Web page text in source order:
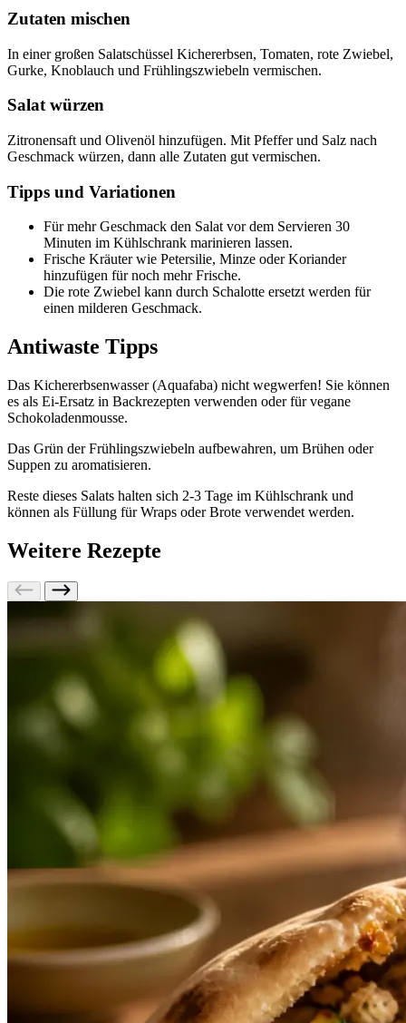
Zutaten mischen
In einer großen Salatschüssel Kichererbsen, Tomaten, rote Zwiebel,
Gurke, Knoblauch und Frühlingszwiebeln vermischen.
Salat würzen
Zitronensaft und Olivenöl hinzufügen. Mit Pfeffer und Salz nach
Geschmack würzen, dann alle Zutaten gut vermischen.
Tipps und Variationen
Für mehr Geschmack den Salat vor dem Servieren 30
Minuten im Kühlschrank marinieren lassen.
Frische Kräuter wie Petersilie, Minze oder Koriander
hinzufügen für noch mehr Frische.
Die rote Zwiebel kann durch Schalotte ersetzt werden für
einen milderen Geschmack.
Antiwaste Tipps
Das Kichererbsenwasser (Aquafaba) nicht wegwerfen! Sie können
es als Ei-Ersatz in Backrezepten verwenden oder für vegane
Schokoladenmousse.
Das Grün der Frühlingszwiebeln aufbewahren, um Brühen oder
Suppen zu aromatisieren.
Reste dieses Salats halten sich 2-3 Tage im Kühlschrank und
können als Füllung für Wraps oder Brote verwendet werden.
Weitere Rezepte